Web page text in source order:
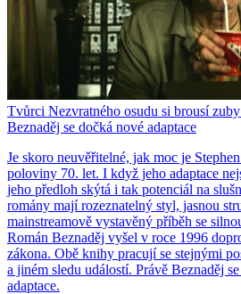
Tvůrci Nezvratného osudu si brousí
Beznaděj se dočká nové adaptace
Je skoro neuvěřitelné, jak moc je
poloviny 70. let. I když jeho adaptace
jeho předloh skýtá i tak potenciál na
romány mají rozeznatelný styl, jasnou
mainstreamově vystavěný příběh se
Román Beznaděj vyšel v roce 1996
zákona. Obě knihy pracují se stejnými
a jiném sledu událostí. Právě Beznaděj
adaptace.